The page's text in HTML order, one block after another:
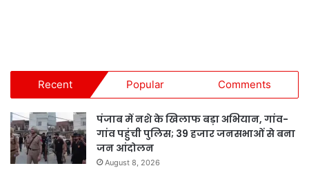
Recent Popular Comments
पंजाब में नशे के खिलाफ बड़ा अभियान, गांव-
गांव पहुंची पुलिस; 39 हजार जनसभाओं से बना
जन आंदोलन
August 8, 2026